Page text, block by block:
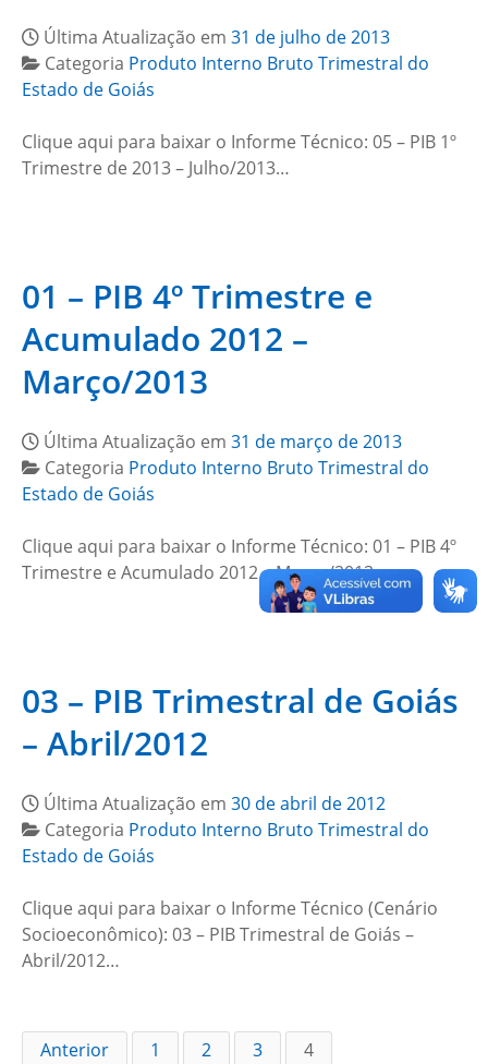
Última Atualização em 31 de julho de 2013
Categoria Produto Interno Bruto Trimestral do
Estado de Goiás
Clique aqui para baixar o Informe Técnico: 05 – PIB 1º
Trimestre de 2013 – Julho/2013…
01 – PIB 4º Trimestre e
Acumulado 2012 –
Março/2013
Última Atualização em 31 de março de 2013
Categoria Produto Interno Bruto Trimestral do
Estado de Goiás
Clique aqui para baixar o Informe Técnico: 01 – PIB 4º
Trimestre e Acumulado 2012 – Março/2013…
03 – PIB Trimestral de Goiás
– Abril/2012
Última Atualização em 30 de abril de 2012
Categoria Produto Interno Bruto Trimestral do
Estado de Goiás
Clique aqui para baixar o Informe Técnico (Cenário
Socioeconômico): 03 – PIB Trimestral de Goiás –
Abril/2012…
Anterior 1 2 3 4